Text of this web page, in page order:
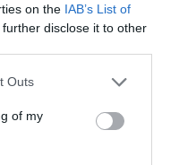
on the IAB’s List of
disclose it to other
one or more Google
You may click to
its third-party tags to
in below Google
Outs
of my